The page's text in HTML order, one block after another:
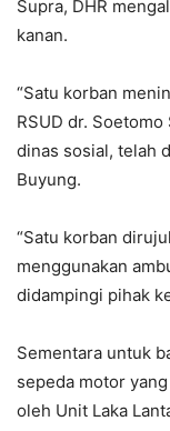
Supra, DHR
kanan.
“Satu korban
RSUD dr.
dinas sosial, telah
Buyung.
“Satu korban
menggunakan
didampingi pihak
Sementara untuk
sepeda motor
oleh Unit Laka